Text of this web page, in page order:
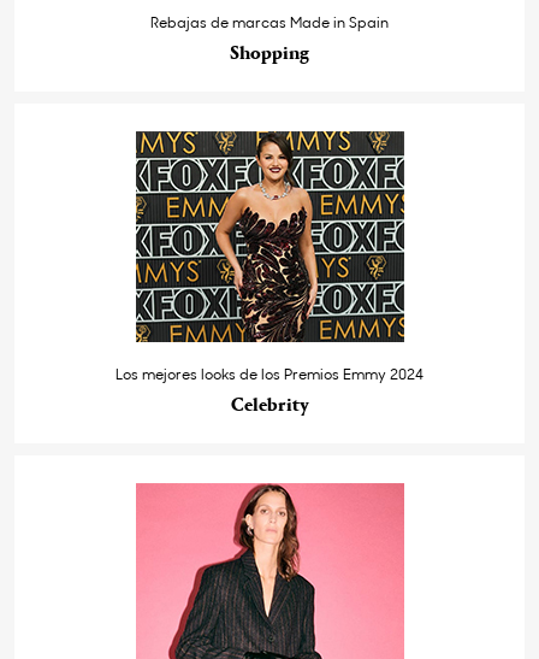
Rebajas de marcas Made in Spain
Shopping
Los mejores looks de los Premios Emmy 2024
Celebrity